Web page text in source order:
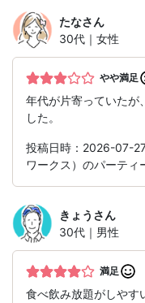
たなさん
30代｜女性
やや満足
年代が片寄っていたが
した。
投稿日時：2026-07-
ワークス）のパーティ
きょう さん
30代｜男性
満足
食べ飲み放題がしやす